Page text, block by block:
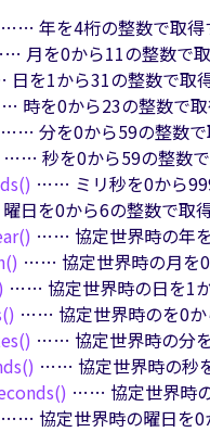
…… 年を4桁の整数で取得
月を0から11の整数で
を1から31の整数で取
時を0から23の整数で取
…… 分を0から59の整数で
…… 秒を0から59の整数
…… ミリ秒を0から
日を0から6の整数で取
…… 協定世界時の年
…… 協定世界時の月を
…… 協定世界時の日を1
…… 協定世界時のを0か
…… 協定世界時の分
…… 協定世界時の秒
…… 協定世界時
…… 協定世界時の曜日を0